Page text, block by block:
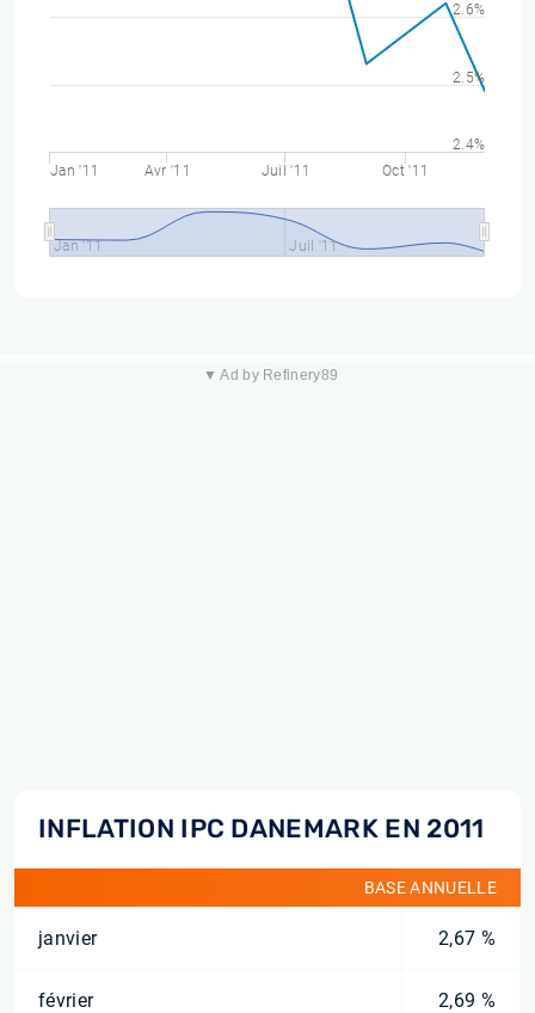
Jan '11 Avr '11 Juil '11 Oct '11
Jan '11 Juil '11
2.4%
2.5%
2.6%
▼ Ad by Refinery89
INFLATION IPC DANEMARK EN 2011
BASE ANNUELLE
janvier 2,67 %
février 2,69 %